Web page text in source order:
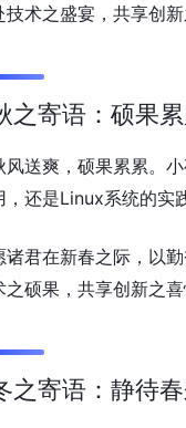
技术之盛宴，共享创新
之寄语：硕果
风送爽，硕果累累。
，还是Linux系统的实
诸君在新春之际，以
之硕果，共享创新之喜
之寄语：静待